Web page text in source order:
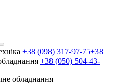
+38 (098) 317-97-75+38
+38 (050) 504-43-
обладнання